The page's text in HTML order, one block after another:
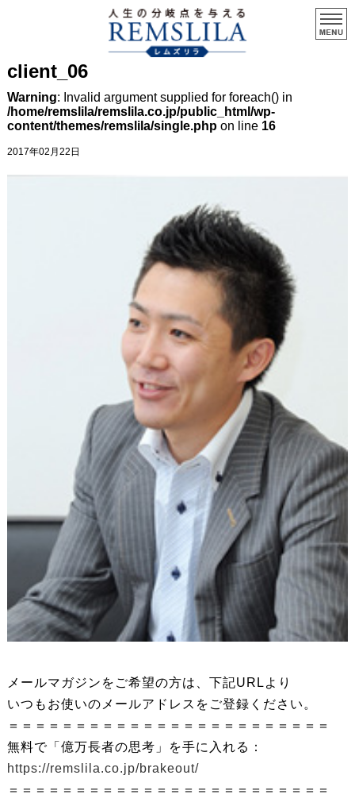
client_06
Warning: Invalid argument supplied for foreach() in
/home/remslila/remslila.co.jp/public_html/wp-
content/themes/remslila/single.phpon line 16
2017年02月22日
メールマガジンをご希望の方は、下記URLより
いつもお使いのメールアドレスをご登録ください。
＝＝＝＝＝＝＝＝＝＝＝＝＝＝＝＝＝＝＝＝＝＝＝＝
無料で「億万長者の思考」を手に入れる：
https://remslila.co.jp/brakeout/
＝＝＝＝＝＝＝＝＝＝＝＝＝＝＝＝＝＝＝＝＝＝＝＝